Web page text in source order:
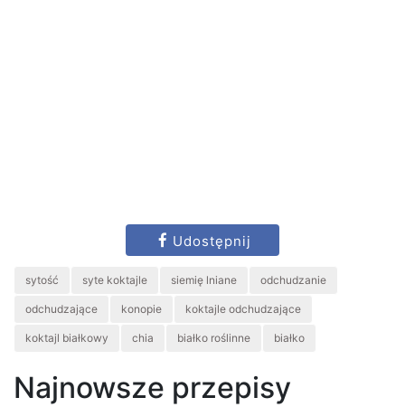
Udostępnij
sytość syte koktajle siemię lniane odchudzanie
odchudzające konopie koktajle odchudzające
koktajl białkowy chia białko roślinne białko
Najnowsze przepisy